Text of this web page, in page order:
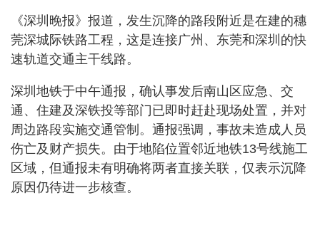
《深圳晚报》报道，发生沉降的路段附近是在建的穗
莞深城际铁路工程，这是连接广州、东莞和深圳的快
速轨道交通主干线路。
深圳地铁于中午通报，确认事发后南山区应急、交
通、住建及深铁投等部门已即时赶赴现场处置，并对
周边路段实施交通管制。通报强调，事故未造成人员
伤亡及财产损失。由于地陷位置邻近地铁13号线施工
区域，但通报未有明确将两者直接关联，仅表示沉降
原因仍待进一步核查。